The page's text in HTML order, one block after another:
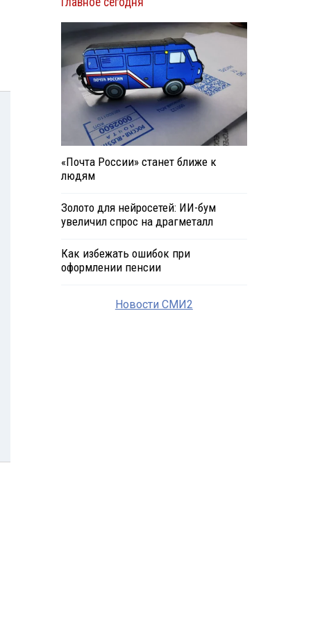
«Почта России» станет ближе к
людям
Золото для нейросетей: ИИ-бум
увеличил спрос на драгметалл
Как избежать ошибок при
оформлении пенсии
Новости СМИ2